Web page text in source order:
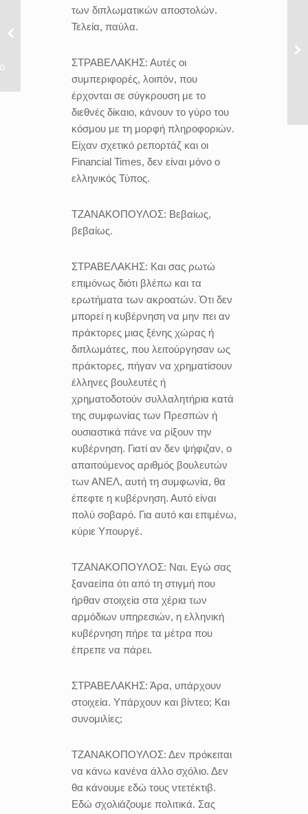
των διπλωματικών αποστολών.
Τελεία, παύλα.
ΣΤΡΑΒΕΛΑΚΗΣ: Αυτές οι
συμπεριφορές, λοιπόν, που
έρχονται σε σύγκρουση με το
διεθνές δίκαιο, κάνουν το γύρο του
κόσμου με τη μορφή πληροφοριών.
Είχαν σχετικό ρεπορτάζ και οι
Financial Times, δεν είναι μόνο ο
ελληνικός Τύπος.
ΤΖΑΝΑΚΟΠΟΥΛΟΣ: Βεβαίως,
βεβαίως.
ΣΤΡΑΒΕΛΑΚΗΣ: Και σας ρωτώ
επιμόνως διότι βλέπω και τα
ερωτήματα των ακροατών. Ότι δεν
μπορεί η κυβέρνηση να μην πει αν
πράκτορες μιας ξένης χώρας ή
διπλωμάτες, που λειτούργησαν ως
πράκτορες, πήγαν να χρηματίσουν
έλληνες βουλευτές ή
χρηματοδοτούν συλλαλητήρια κατά
της συμφωνίας των Πρεσπών ή
ουσιαστικά πάνε να ρίξουν την
κυβέρνηση. Γιατί αν δεν ψήφιζαν, ο
απαιτούμενος αριθμός βουλευτών
των ΑΝΕΛ, αυτή τη συμφωνία, θα
έπεφτε η κυβέρνηση. Αυτό είναι
πολύ σοβαρό. Για αυτό και επιμένω,
κύριε Υπουργέ.
ΤΖΑΝΑΚΟΠΟΥΛΟΣ: Ναι. Εγώ σας
ξαναείπα ότι από τη στιγμή που
ήρθαν στοιχεία στα χέρια των
αρμόδιων υπηρεσιών, η ελληνική
κυβέρνηση πήρε τα μέτρα που
έπρεπε να πάρει.
ΣΤΡΑΒΕΛΑΚΗΣ: Άρα, υπάρχουν
στοιχεία. Υπάρχουν και βίντεο; Και
συνομιλίες;
ΤΖΑΝΑΚΟΠΟΥΛΟΣ: Δεν πρόκειται
να κάνω κανένα άλλο σχόλιο. Δεν
θα κάνουμε εδώ τους ντετέκτιβ.
Εδώ σχολιάζουμε πολιτικά. Σας